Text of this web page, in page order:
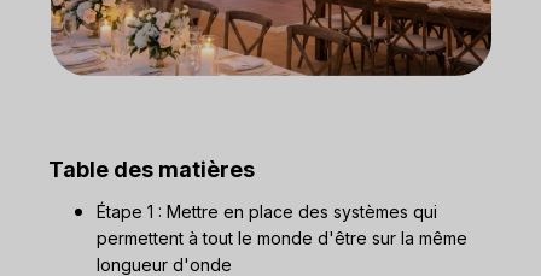
Table des matières
Étape 1 : Mettre en place des systèmes qui
permettent à tout le monde d'être sur la même
longueur d'onde